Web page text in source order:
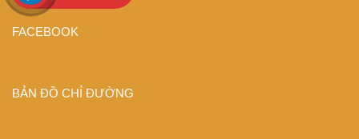
FACEBOOK
BẢN ĐỒ CHỈ ĐƯỜNG